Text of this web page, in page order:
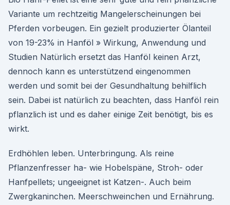
Variante um rechtzeitig Mangelerscheinungen bei
Pferden vorbeugen. Ein gezielt produzierter Ölanteil
von 19-23% in Hanföl » Wirkung, Anwendung und
Studien Natürlich ersetzt das Hanföl keinen Arzt,
dennoch kann es unterstützend eingenommen
werden und somit bei der Gesundhaltung behilflich
sein. Dabei ist natürlich zu beachten, dass Hanföl rein
pflanzlich ist und es daher einige Zeit benötigt, bis es
wirkt.
Erdhöhlen leben. Unterbringung. Als reine
Pflanzenfresser ha- wie Hobelspäne, Stroh- oder
Hanfpellets; ungeeignet ist Katzen-. Auch beim
Zwergkaninchen. Meerschweinchen und Ernährung.